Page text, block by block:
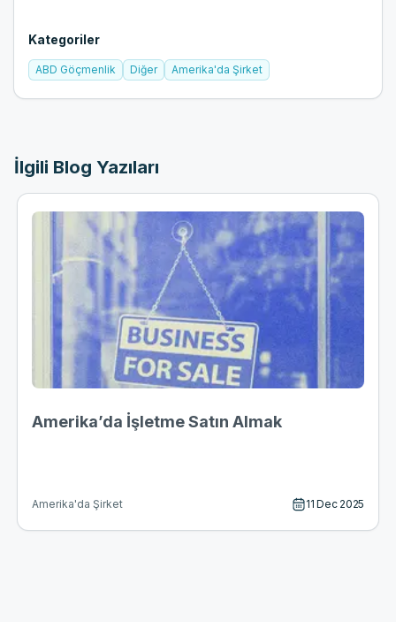
Kategoriler
ABD Göçmenlik Diğer Amerika'da Şirket
İlgili Blog Yazıları
Amerika’da İşletme Satın Almak
Amerika'da Şirket 11 Dec 2025